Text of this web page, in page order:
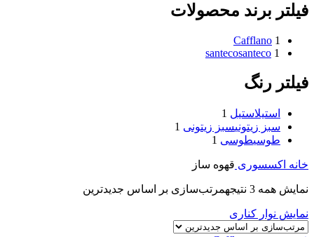
فیلتر برند محصولات
Cafflano 1
santecosanteco 1
فیلتر رنگ
استیلاستیل 1
سبز زیتونیسبز زیتونی 1
طوسیطوسی 1
خانه اکسسوری قهوه ساز
نمایش همه 3 نتیجه مرتب‌سازی بر اساس جدیدترین
نمایش نوار کناری